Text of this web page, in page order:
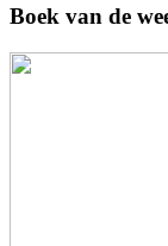
Boek van de